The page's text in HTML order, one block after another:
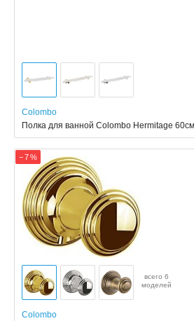
Colombo
Полка для ванной Colombo Hermitage
− 7 %
всего 6
моделей
Colombo